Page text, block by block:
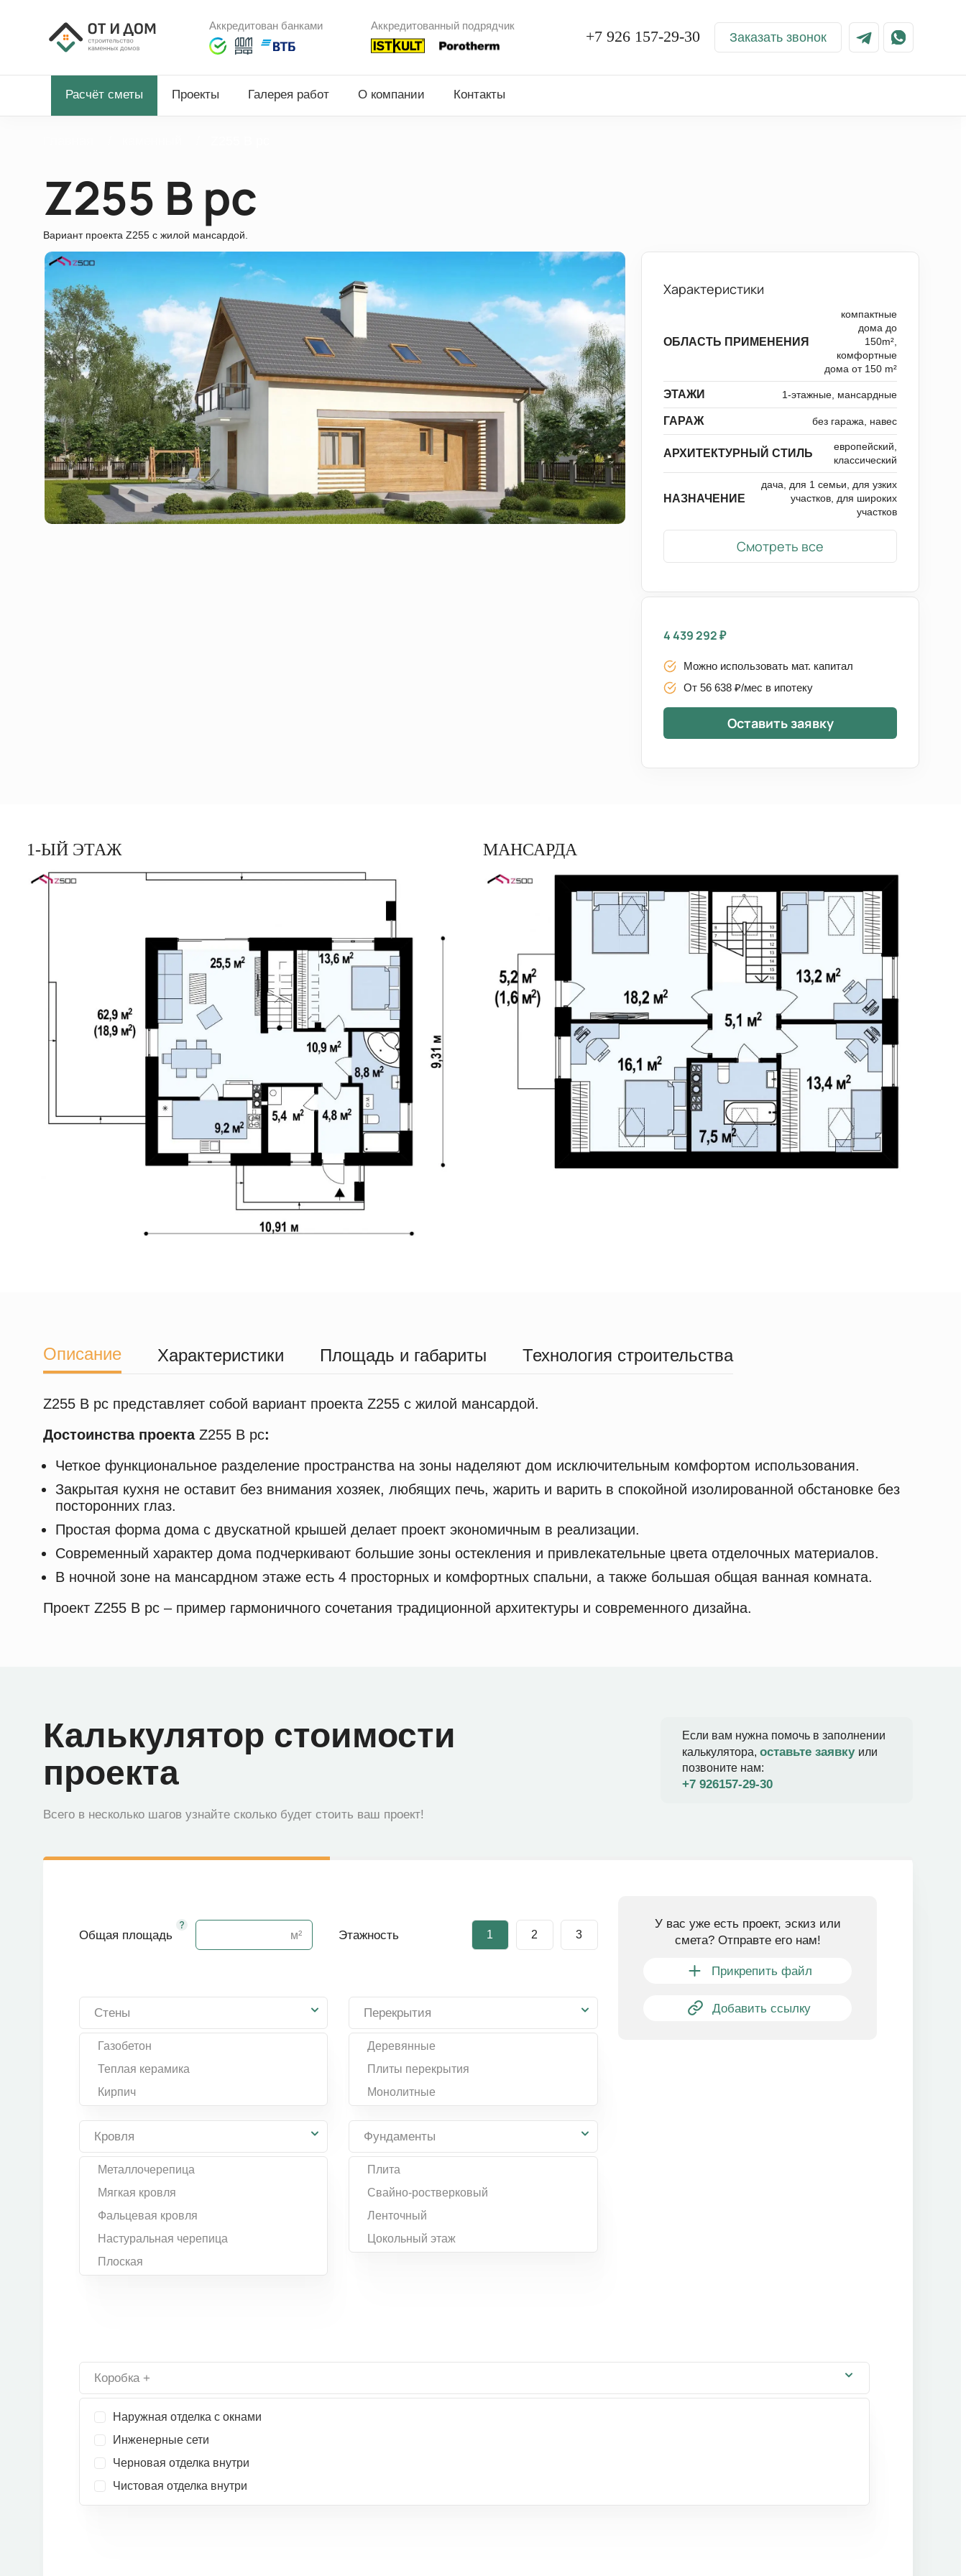
Аккредитован банками Аккредитованный подрядчик
+7 926 157-29-30 Заказать звонок
Расчёт сметы Проекты Галерея работ О компании Контакты
Z255 B pc
Вариант проекта Z255 c жилой мансардой.
Характеристики
ОБЛАСТЬ ПРИМЕНЕНИЯ
компактные
дома до
150m²,
комфортные
дома от 150 m²
ЭТАЖИ 1-этажные, мансардные
ГАРАЖ без гаража, навес
АРХИТЕКТУРНЫЙ СТИЛЬ
европейский,
классический
НАЗНАЧЕНИЕ
дача, для 1 семьи, для узких
участков, для широких
участков
Смотреть все
4 439 292₽
Можно использовать мат. капитал
От 56 638 ₽/мес в ипотеку
Оставить заявку
1-ЫЙ ЭТАЖ МАНСАРДА
Описание Характеристики Площадь и габариты Технология строительства
Z255 B pc представляет собой вариант проекта Z255 c жилой мансардой.
Достоинства проектаZ255 B pc:
Четкое функциональное разделение пространства на зоны наделяют дом исключительным комфортом использования.
Закрытая кухня не оставит без внимания хозяек, любящих печь, жарить и варить в спокойной изолированной обстановке без
посторонних глаз.
Простая форма дома с двускатной крышей делает проект экономичным в реализации.
Современный характер дома подчеркивают большие зоны остекления и привлекательные цвета отделочных материалов.
В ночной зоне на мансардном этаже есть 4 просторных и комфортных спальни, а также большая общая ванная комната.
Проект Z255 B pc – пример гармоничного сочетания традиционной архитектуры и современного дизайна.
Калькулятор стоимости
проекта
Всего в несколько шагов узнайте сколько будет стоить ваш проект!
Если вам нужна помочь в заполнении
калькулятора,оставьте заявку или
позвоните нам:
+7 926157-29-30​
Общая площадь Этажность 1 2 3
Стены
Газобетон
Теплая керамика
Кирпич
Перекрытия
Деревянные
Плиты перекрытия
Монолитные
Кровля
Металлочерепица
Мягкая кровля
Фальцевая кровля
Настуральная черепица
Плоская
Фундаменты
Плита
Свайно-ростверковый
Ленточный
Цокольный этаж
У вас уже есть проект, эскиз или
смета? Отправте его нам!
Прикрепить файл
Добавить ссылку
Коробка +
Наружная отделка с окнами
Инженерные сети
Черновая отделка внутри
Чистовая отделка внутри